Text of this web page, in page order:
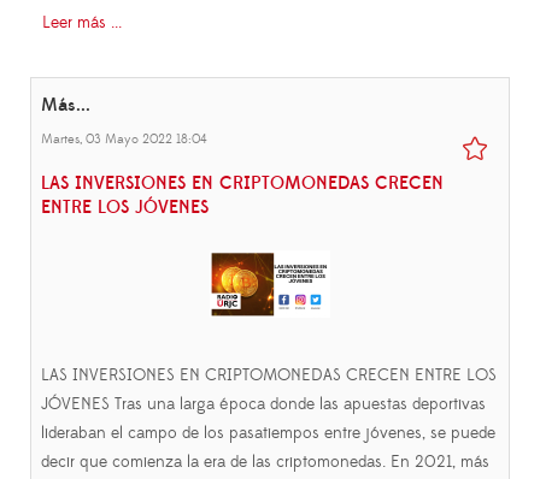
Leer más ...
Más...
Martes, 03 Mayo 2022 18:04
LAS INVERSIONES EN CRIPTOMONEDAS CRECEN
ENTRE LOS JÓVENES
LAS INVERSIONES EN CRIPTOMONEDAS CRECEN ENTRE LOS
JÓVENES Tras una larga época donde las apuestas deportivas
lideraban el campo de los pasatiempos entre jóvenes, se puede
decir que comienza la era de las criptomonedas. En 2021, más